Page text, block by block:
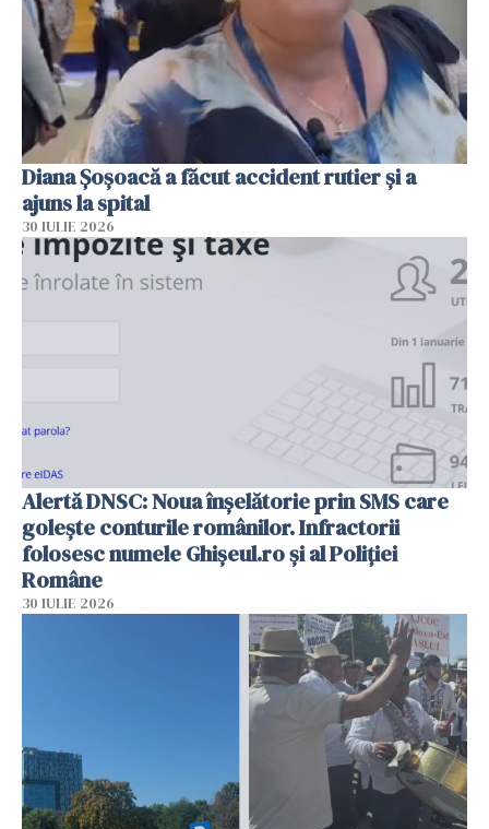
Diana Șoșoacă a făcut accident rutier și a
ajuns la spital
30 IULIE 2026
Alertă DNSC: Noua înșelătorie prin SMS care
golește conturile românilor. Infractorii
folosesc numele Ghișeul.ro și al Poliției
Române
30 IULIE 2026